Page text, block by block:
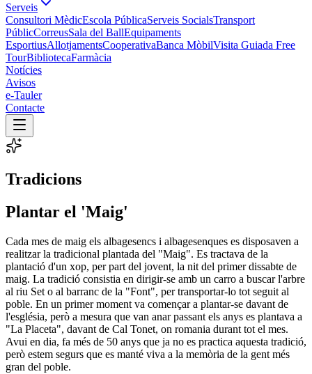
Serveis
Consultori MèdicEscola PúblicaServeis SocialsTransport
PúblicCorreusSala del BallEquipaments
EsportiusAllotjamentsCooperativaBanca MòbilVisita Guiada Free
TourBibliotecaFarmàcia
Notícies
Avisos
e-Tauler
Contacte
Tradicions
Plantar el 'Maig'
Cada mes de maig els albagesencs i albagesenques es disposaven a
realitzar la tradicional plantada del "Maig". Es tractava de la
plantació d'un xop, per part del jovent, la nit del primer dissabte de
maig. La tradició consistia en dirigir-se amb un carro a buscar l'arbre
al riu Set o al barranc de la "Font", per transportar-lo tot seguit al
poble. En un primer moment va començar a plantar-se davant de
l'església, però a mesura que van anar passant els anys es plantava a
"La Placeta", davant de Cal Tonet, on romania durant tot el mes.
Avui en dia, fa més de 50 anys que ja no es practica aquesta tradició,
però estem segurs que es manté viva a la memòria de la gent més
gran del poble.